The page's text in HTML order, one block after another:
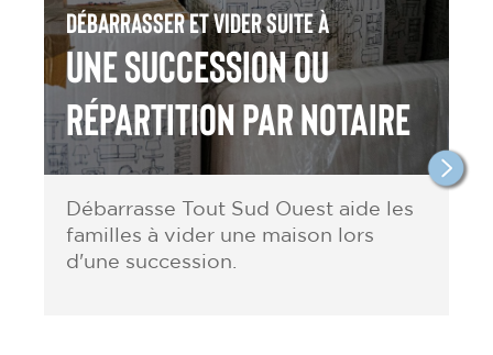
Débarrasser et vider suite à
une Succession ou
répartition par notaire
Débarrasse Tout Sud Ouest aide les
familles à vider une maison lors
d'une succession.